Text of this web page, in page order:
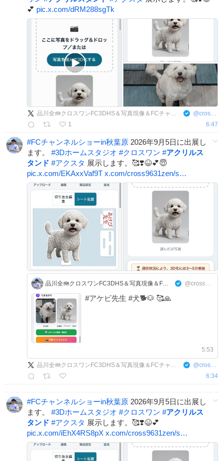
💕 pic.x.com/dRM288sgTk
品川全🪼クロスワンFC3DHS＆写真現像＆FCチャンネルのFC池袋＆信長デイトナ＆賃貸･民泊･売買 @cross9631zen
1
6:47
#FCチャンネルショーin秋葉原 2026年9月5日に出展し
ます。 #3Dホームスタジオ #クロスワン #アクリルス
タンド #アクスタ 展示します。🥰❣️😆💕😇
pic.x.com/EKAxxVaf9T x.com/cross9631zen/s…
品川全🪼クロスワンFC3DHS＆写真現像＆FCチャンネルのFC池袋＆信長デイトナ＆賃貸･民泊･売買 @cross9631zen
#アケビ先生 #犬🐕🐶 🥰🙏
5:53
品川全🪼クロスワンFC3DHS＆写真現像＆FCチャンネルのFC池袋＆信長デイトナ＆賃貸･民泊･売買 @cross9631zen
6:34
#FCチャンネルショーin秋葉原 2026年9月5日に出展し
ます。 #3Dホームスタジオ #クロスワン #アクリルス
タンド #アクスタ 展示します。🥰❣️😆💕
pic.x.com/iEhX4RS8pX x.com/cross9631zen/s…